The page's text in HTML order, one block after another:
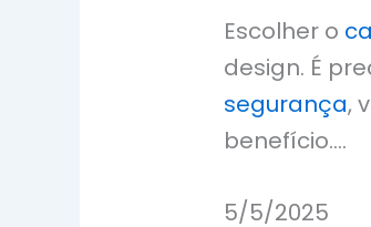
Escolher o
design. É
segurança,
benefício.…
5/5/2025